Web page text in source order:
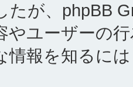
たが、phpBB
やユーザーの
情報を知るに